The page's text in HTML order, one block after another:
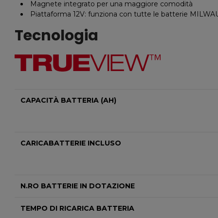
Magnete integrato per una maggiore comodità
Piattaforma 12V: funziona con tutte le batterie
Tecnologia
CAPACITÀ BATTERIA (AH)
CARICABATTERIE INCLUSO
N.RO BATTERIE IN DOTAZIONE
TEMPO DI RICARICA BATTERIA